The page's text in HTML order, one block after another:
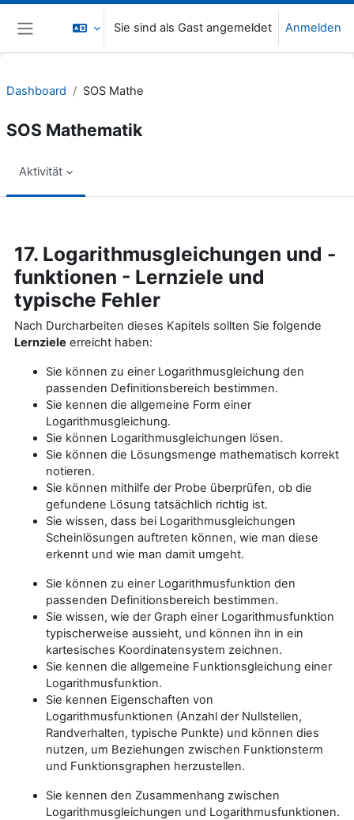
Zum Hauptinhalt
Website-Übersicht
Sie sind als Gast angemeldet Anmelden
Dashboard SOS Mathe
SOS Mathematik
Aktivität
17. Logarithmusgleichungen und -
funktionen - Lernziele und
typische Fehler
Nach Durcharbeiten dieses Kapitels sollten Sie folgende
Lernziele erreicht haben:
Sie können zu einer Logarithmusgleichung den
passenden Definitionsbereich bestimmen.
Sie kennen die allgemeine Form einer
Logarithmusgleichung.
Sie können Logarithmusgleichungen lösen.
Sie können die Lösungsmenge mathematisch korrekt
notieren.
Sie können mithilfe der Probe überprüfen, ob die
gefundene Lösung tatsächlich richtig ist.
Sie wissen, dass bei Logarithmusgleichungen
Scheinlösungen auftreten können, wie man diese
erkennt und wie man damit umgeht.
Sie können zu einer Logarithmusfunktion den
passenden Definitionsbereich bestimmen.
Sie wissen, wie der Graph einer Logarithmusfunktion
typischerweise aussieht, und können ihn in ein
kartesisches Koordinatensystem zeichnen.
Sie kennen die allgemeine Funktionsgleichung einer
Logarithmusfunktion.
Sie kennen Eigenschaften von
Logarithmusfunktionen (Anzahl der Nullstellen,
Randverhalten, typische Punkte) und können dies
nutzen, um Beziehungen zwischen Funktionsterm
und Funktionsgraphen herzustellen.
Sie kennen den Zusammenhang zwischen
Logarithmusgleichungen und Logarithmusfunktionen.